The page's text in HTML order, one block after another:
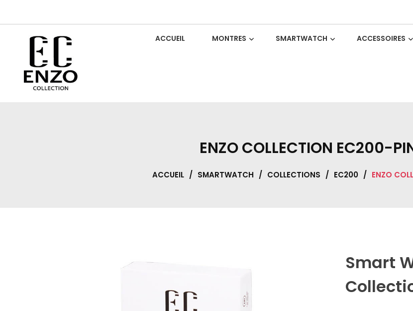
ACCUEIL MONTRES SMARTWATCH ACCESSOIRES
ENZO COLLECTION EC200-
ACCUEIL / SMARTWATCH / COLLECTIONS / EC200 / ENZO
Smart